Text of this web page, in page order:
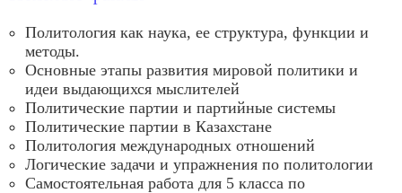
Политология как наука, ее структура, функции и
методы.
Основные этапы развития мировой политики и
идеи выдающихся мыслителей
Политические партии и партийные системы
Политические партии в Казахстане
Политология международных отношений
Логические задачи и упражнения по политологии
Самостоятельная работа для 5 класса по